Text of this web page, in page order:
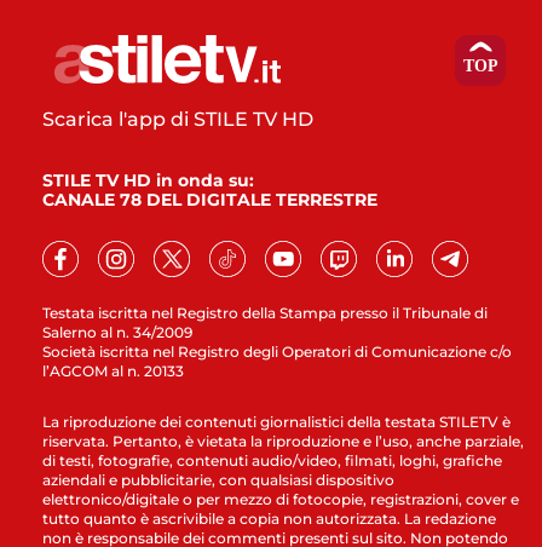
Testata iscritta nel Registro della Stampa presso il Tribunale di
Salerno al n. 34/2009
Società iscritta nel Registro degli Operatori di Comunicazione c/o
l’AGCOM al n. 20133
Scarica l'app di STILE TV HD
STILE TV HD in onda su:
CANALE 78 DEL DIGITALE TERRESTRE
La riproduzione dei contenuti giornalistici della testata STILETV è
riservata. Pertanto, è vietata la riproduzione e l’uso, anche parziale,
di testi, fotografie, contenuti audio/video, filmati, loghi, grafiche
aziendali e pubblicitarie, con qualsiasi dispositivo
elettronico/digitale o per mezzo di fotocopie, registrazioni, cover e
tutto quanto è ascrivibile a copia non autorizzata. La redazione
non è responsabile dei commenti presenti sul sito. Non potendo